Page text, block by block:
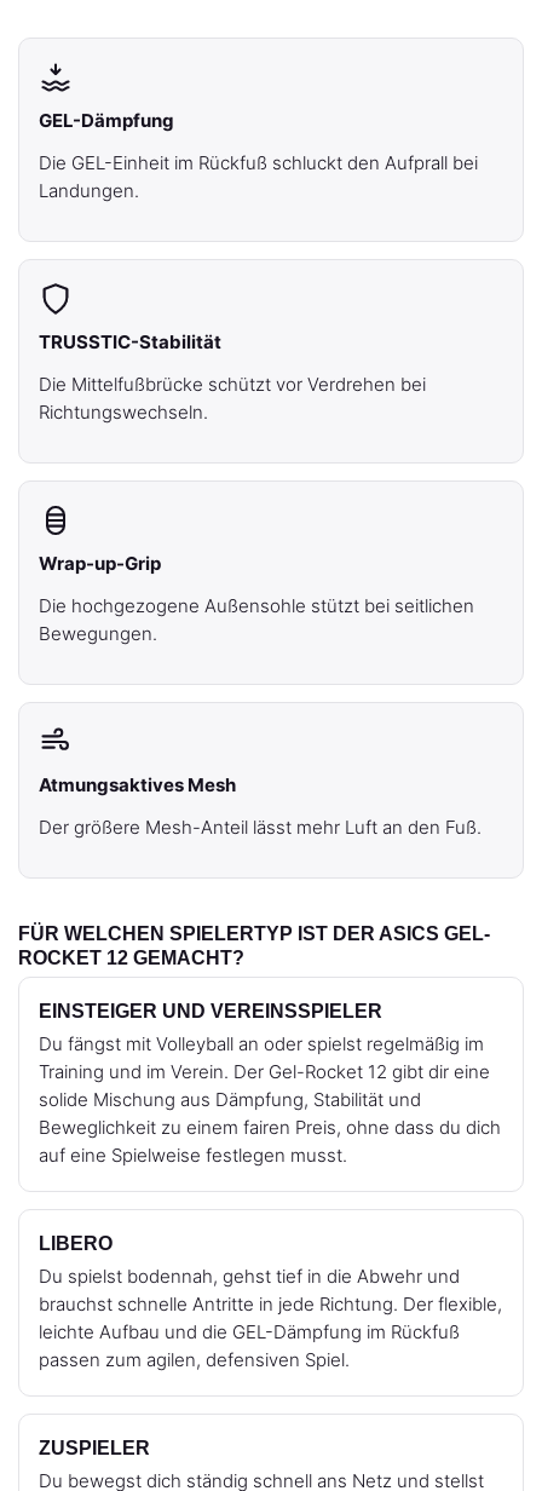
GEL-Dämpfung
Die GEL-Einheit im Rückfuß schluckt den Aufprall bei
Landungen.
TRUSSTIC-Stabilität
Die Mittelfußbrücke schützt vor Verdrehen bei
Richtungswechseln.
Wrap-up-Grip
Die hochgezogene Außensohle stützt bei seitlichen
Bewegungen.
Atmungsaktives Mesh
Der größere Mesh-Anteil lässt mehr Luft an den Fuß.
FÜR WELCHEN SPIELERTYP IST DER ASICS GEL-
ROCKET 12 GEMACHT?
EINSTEIGER UND VEREINSSPIELER
Du fängst mit Volleyball an oder spielst regelmäßig im
Training und im Verein. Der Gel-Rocket 12 gibt dir eine
solide Mischung aus Dämpfung, Stabilität und
Beweglichkeit zu einem fairen Preis, ohne dass du dich
auf eine Spielweise festlegen musst.
LIBERO
Du spielst bodennah, gehst tief in die Abwehr und
brauchst schnelle Antritte in jede Richtung. Der flexible,
leichte Aufbau und die GEL-Dämpfung im Rückfuß
passen zum agilen, defensiven Spiel.
ZUSPIELER
Du bewegst dich ständig schnell ans Netz und stellst